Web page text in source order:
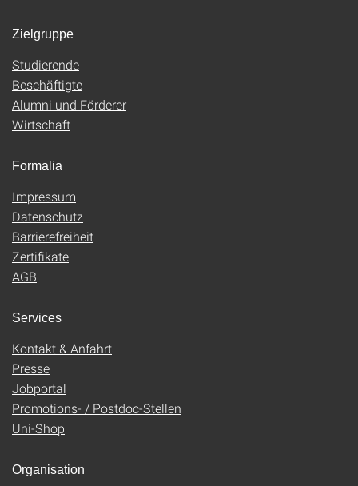
Zielgruppe
Studierende
Beschäftigte
Alumni und Förderer
Wirtschaft
Formalia
Impressum
Datenschutz
Barrierefreiheit
Zertifikate
AGB
Services
Kontakt & Anfahrt
Presse
Jobportal
Promotions- / Postdoc-Stellen
Uni-Shop
Organisation